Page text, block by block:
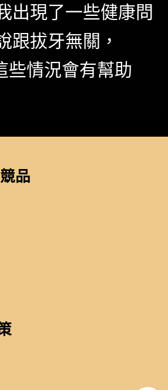
出現了一些健康問
跟拔牙無關，
些情況會有幫助
品